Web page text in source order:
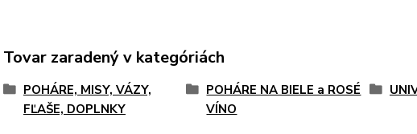
Tovar zaradený v kategóriách
POHÁRE, MISY, VÁZY,
FĽAŠE, DOPLNKY
POHÁRE NA BIELE a ROSÉ
VÍNO